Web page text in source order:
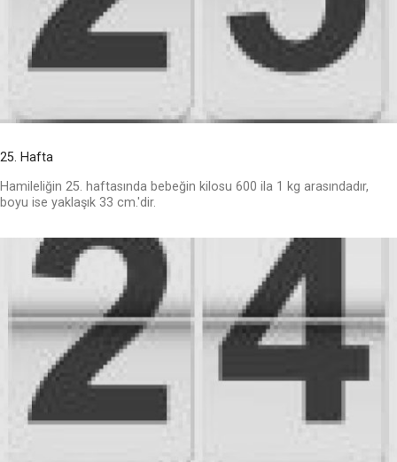
25. Hafta
Hamileliğin 25. haftasında bebeğin kilosu 600 ila 1 kg arasındadır,
boyu ise yaklaşık 33 cm.'dir.